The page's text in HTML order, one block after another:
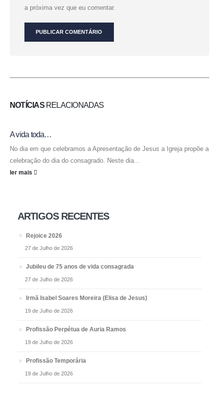
a próxima vez que eu comentar.
NOTÍCIASRELACIONADAS
A vida toda…
No dia em que celebramos a Apresentação de Jesus a Igreja propõe a
celebração do dia do consagrado. Neste dia...
ler mais
ARTIGOS RECENTES
Rejoice 2026
27 de Julho de 2026
Jubileu de 75 anos de vida consagrada
27 de Julho de 2026
Irmã Isabel Soares Moreira (Elisa de Jesus)
19 de Julho de 2026
Profissão Perpétua de Auria Ramos
19 de Julho de 2026
Profissão Temporária
19 de Julho de 2026